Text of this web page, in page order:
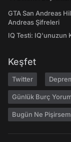
GTA San Andreas
Andreas Şifreleri
IQ Testi: IQ'unuzun
Keşfet
Twitter
Günlük Burç
Bugün Ne Pişirsem